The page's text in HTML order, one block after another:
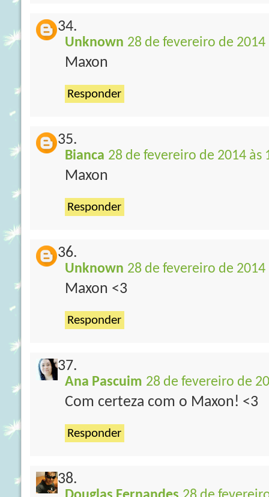
Unknown 28 de fevereiro de 2014
Maxon
Responder
Bianca 28 de fevereiro de 2014 às
Maxon
Responder
Unknown 28 de fevereiro de 2014
Maxon <3
Responder
Ana Pascuim 28 de fevereiro de
Com certeza com o Maxon! <3
Responder